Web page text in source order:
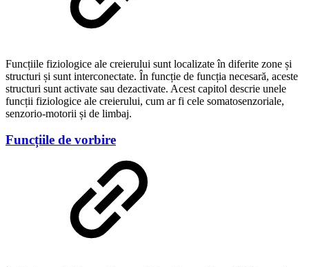
Funcțiile fiziologice ale creierului sunt localizate în diferite zone și
structuri și sunt interconectate. În funcție de funcția necesară, aceste
structuri sunt activate sau dezactivate. Acest capitol descrie unele
funcții fiziologice ale creierului, cum ar fi cele somatosenzoriale,
senzorio-motorii și de limbaj.
Funcțiile de vorbire